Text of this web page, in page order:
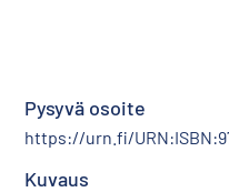
Pysyvä osoite
https://urn.fi/
Kuvaus